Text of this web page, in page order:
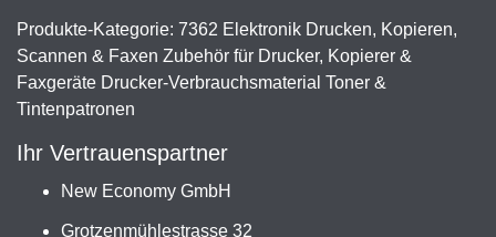
Produkte-Kategorie: 7362 Elektronik Drucken, Kopieren,
Scannen & Faxen Zubehör für Drucker, Kopierer &
Faxgeräte Drucker-Verbrauchsmaterial Toner &
Tintenpatronen
Ihr Vertrauenspartner
New Economy GmbH
Grotzenmühlestrasse 32